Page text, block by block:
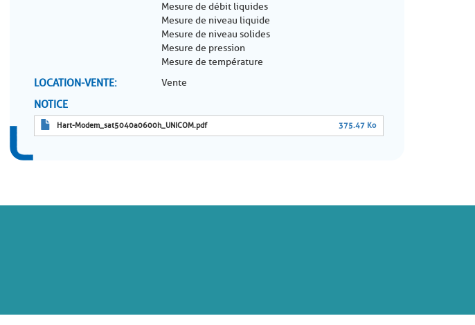
Mesure de débit liquides
Mesure de niveau liquide
Mesure de niveau solides
Mesure de pression
Mesure de température
LOCATION-VENTE Vente
NOTICE
Hart-Modem_sat5040a0600h_UNICOM.pdf 375.47 Ko